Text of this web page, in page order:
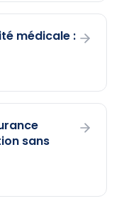
médicale :
sans